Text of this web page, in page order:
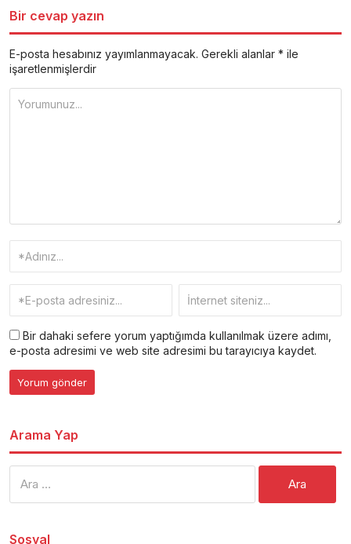
Bir cevap yazın
E-posta hesabınız yayımlanmayacak. Gerekli alanlar * ile
işaretlenmişlerdir
Bir dahaki sefere yorum yaptığımda kullanılmak üzere adımı,
e-posta adresimi ve web site adresimi bu tarayıcıya kaydet.
Arama Yap
Sosyal